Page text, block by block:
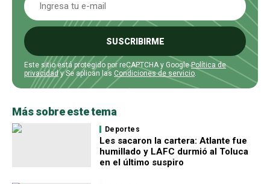
SUSCRIBIRME
Este sitio está protegido por reCAPTCHA y GooglePolítica de
privacidady Se aplican las Condiciones de servicio.
Más sobre este tema
Deportes
Les sacaron la cartera: Atlante fue
humillado y LAFC durmió al Toluca
en el último suspiro